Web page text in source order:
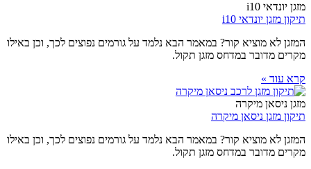
מזגן יונדאי i10
תיקון מזגן יונדאי i10
המזגן לא מוציא קור? במאמר הבא נלמד על גורמים נפוצים לכך, וכן באילו
מקרים מדובר במדחס מזגן תקול.
קרא עוד »
מזגן ניסאן מיקרה
תיקון מזגן ניסאן מיקרה
המזגן לא מוציא קור? במאמר הבא נלמד על גורמים נפוצים לכך, וכן באילו
מקרים מדובר במדחס מזגן תקול.